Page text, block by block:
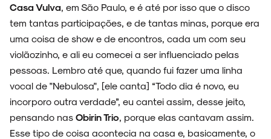
Casa Vulva , em São Paulo, e é até por isso que o disco
tem tantas participações, e de tantas minas, porque era
uma coisa de show e de encontros, cada um com seu
violãozinho, e ali eu comecei a ser influenciado pelas
pessoas. Lembro até que, quando fui fazer uma linha
vocal de "Nebulosa", [ele canta] “Todo dia é novo, eu
incorporo outra verdade”, eu cantei assim, desse jeito,
pensando nas Obirin Trio , porque elas cantavam assim.
Esse tipo de coisa acontecia na casa e, basicamente, o